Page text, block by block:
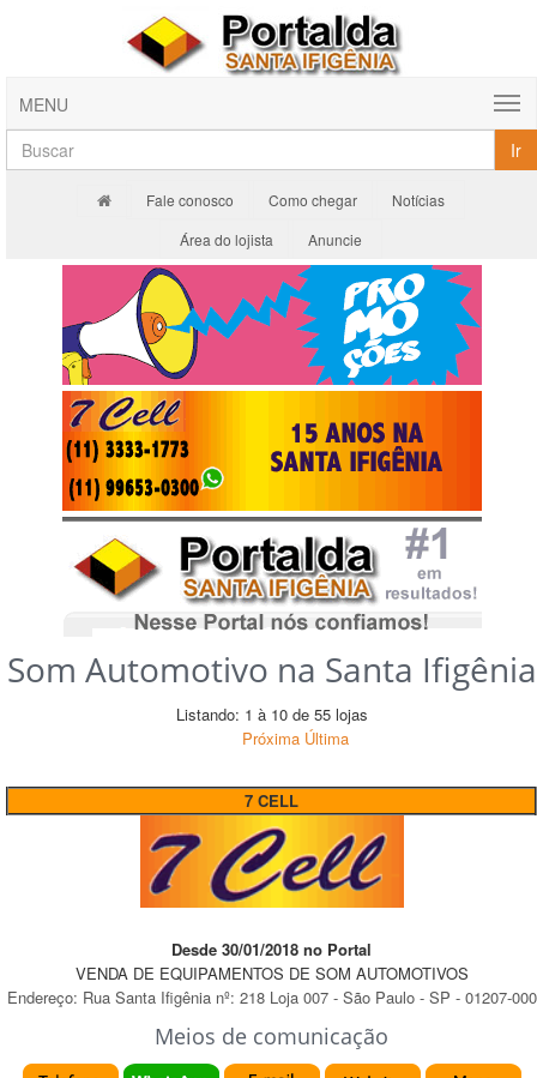
MENU
Ir
Fale conosco Como chegar
Notícias
Área do lojista
Anuncie
Som Automotivo na Santa Ifigênia
Listando: 1 à 10 de 55 lojas
Próxima Última
7 CELL
Desde 30/01/2018 no Portal
VENDA DE EQUIPAMENTOS DE SOM AUTOMOTIVOS
Endereço: Rua Santa Ifigênianº: 218 Loja 007 - São Paulo- SP - 01207-000
Meios de comunicação